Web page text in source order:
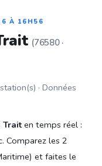
À 16H56
(76580 ·
station(s) · Données
Traiten temps réel :
Comparez les 2
et faites le